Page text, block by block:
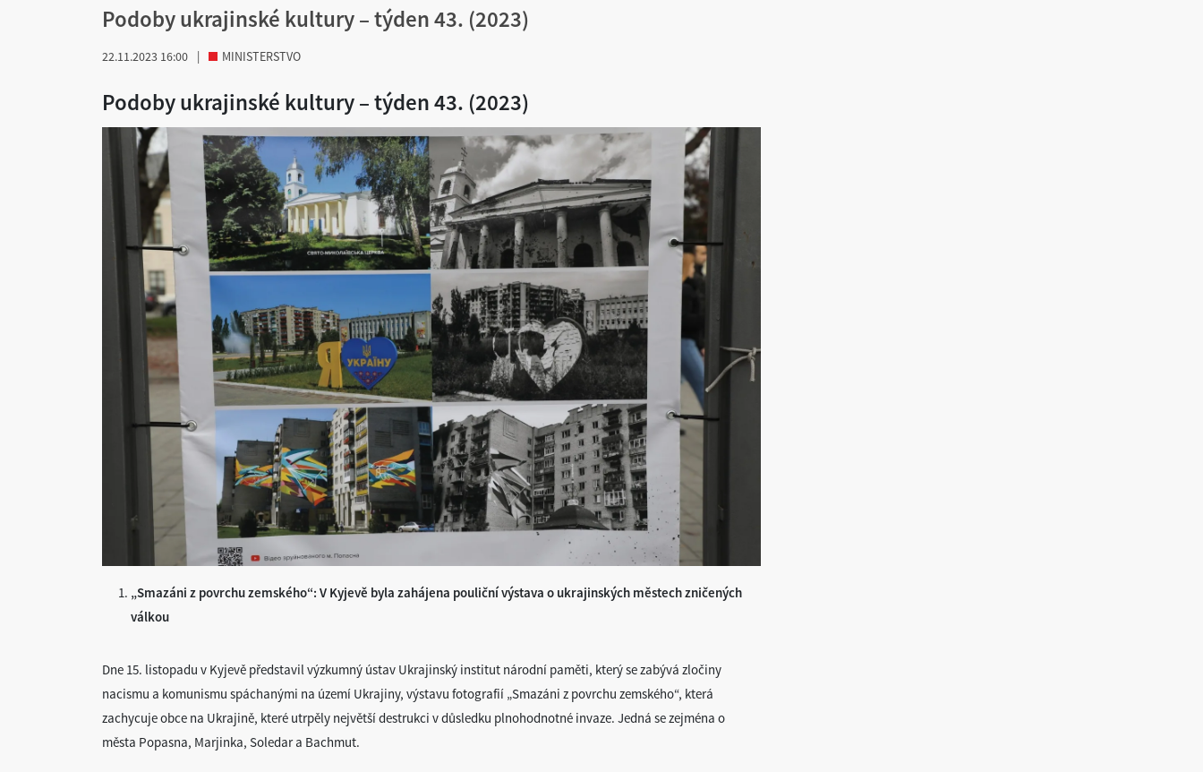
Podoby ukrajinské kultury – týden 43. (2023)
22.11.2023 16:00 | MINISTERSTVO
Podoby ukrajinské kultury – týden 43. (2023)
„Smazáni z povrchu zemského“: V Kyjevě byla zahájena pouliční výstava o ukrajinských městech zničených
válkou
Dne 15. listopadu v Kyjevě představil výzkumný ústav Ukrajinský institut národní paměti, který se zabývá zločiny
nacismu a komunismu spáchanými na území Ukrajiny, výstavu fotografií „Smazáni z povrchu zemského“, která
zachycuje obce na Ukrajině, které utrpěly největší destrukci v důsledku plnohodnotné invaze. Jedná se zejména o
města Popasna, Marjinka, Soledar a Bachmut.